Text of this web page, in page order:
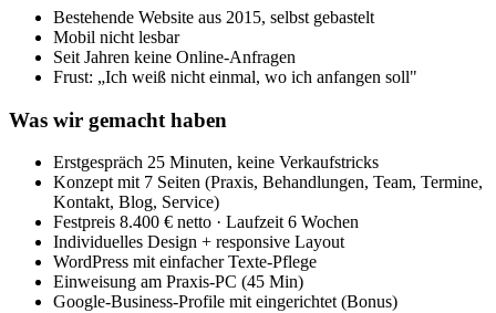
Bestehende Website aus 2015, selbst gebastelt
Mobil nicht lesbar
Seit Jahren keine Online-Anfragen
Frust: „Ich weiß nicht einmal, wo ich anfangen soll"
Was wir gemacht haben
Erstgespräch 25 Minuten, keine Verkaufstricks
Konzept mit 7 Seiten (Praxis, Behandlungen, Team, Termine,
Kontakt, Blog, Service)
Festpreis 8.400 € netto · Laufzeit 6 Wochen
Individuelles Design + responsive Layout
WordPress mit einfacher Texte-Pflege
Einweisung am Praxis-PC (45 Min)
Google-Business-Profile mit eingerichtet (Bonus)